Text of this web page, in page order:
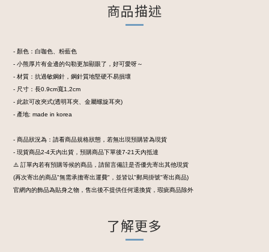
商品描述
- 顏色：白咖色、粉藍色
- 小熊厚片有金邊的勾勒更加顯眼了，好可愛呀～
- 材質：抗過敏鋼針，鋼針質地堅硬不易損壞
- 尺寸：長0.9cm寬1,2cm
- 此款可改夾式(透明耳夾、金屬螺旋耳夾)
- 產地: made in korea
- 商品狀況為：請看商品規格狀態，若無出現預購皆為現貨
- 現貨商品2-4天內出貨，預購商品下單後7-21天內抵達
⚠️ 訂單內若有預購等候的商品，請留言備註是否優先寄出其他現貨
(再次寄出的商品"無需承擔寄出運費"，並皆以"郵局掛號"寄出商品)
官網內的飾品為貼身之物，售出後不提供任何退換貨，瑕疵商品除外
了解更多